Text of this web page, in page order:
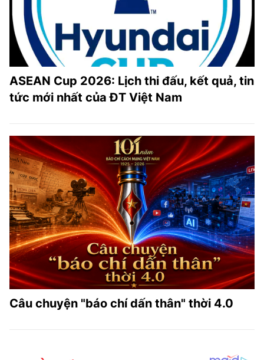
ASEAN Cup 2026: Lịch thi đấu, kết quả, tin
tức mới nhất của ĐT Việt Nam
Câu chuyện "báo chí dấn thân" thời 4.0